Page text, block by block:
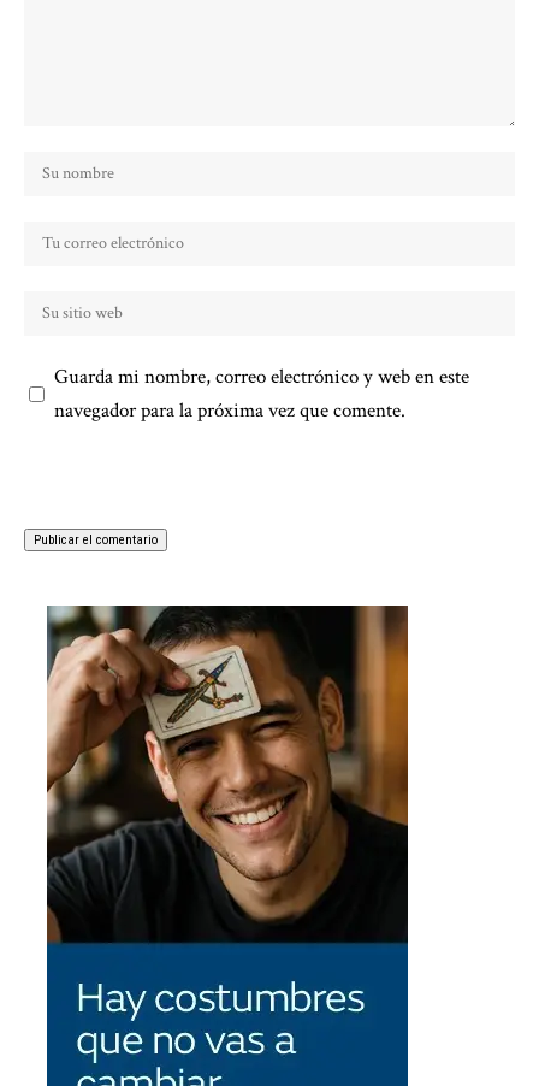
Guarda mi nombre, correo electrónico y web en este
navegador para la próxima vez que comente.